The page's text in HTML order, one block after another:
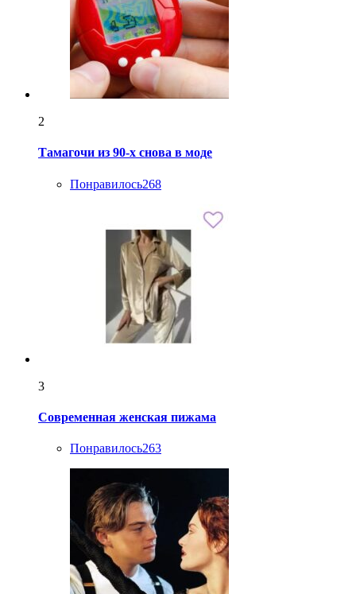
2
Тамагочи из 90-х снова в моде
Понравилось268
3
Современная женская пижама
Понравилось263